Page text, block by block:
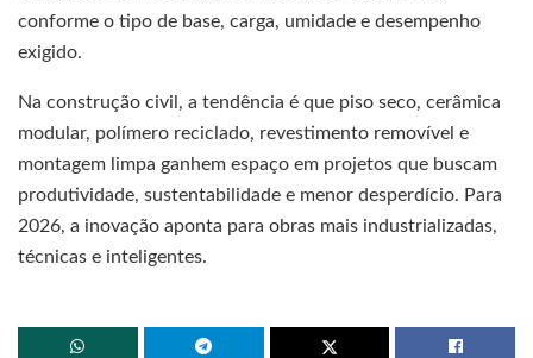
conforme o tipo de base, carga, umidade e desempenho
exigido.
Na construção civil, a tendência é que piso seco, cerâmica
modular, polímero reciclado, revestimento removível e
montagem limpa ganhem espaço em projetos que buscam
produtividade, sustentabilidade e menor desperdício. Para
2026, a inovação aponta para obras mais industrializadas,
técnicas e inteligentes.